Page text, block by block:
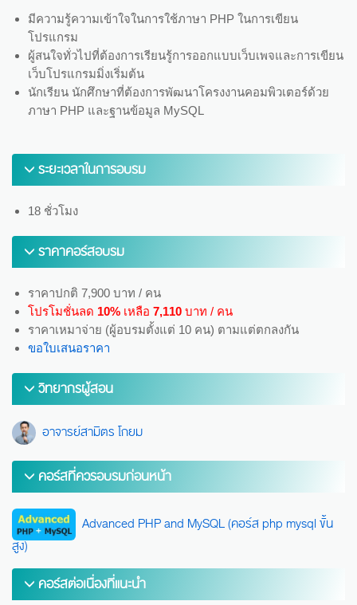
มีความรู้ความเข้าใจในการใช้ภาษา PHP ในการเขียน
โปรแกรม
ผู้สนใจทั่วไปที่ต้องการเรียนรู้การออกแบบเว็บเพจและการเขียน
เว็บโปรแกรมมิ่งเริ่มต้น
นักเรียน นักศึกษาที่ต้องการพัฒนาโครงงานคอมพิวเตอร์ด้วย
ภาษา PHP และฐานข้อมูล MySQL
ระยะเวลาในการอบรม
18 ชั่วโมง
ราคาคอร์สอบรม
ราคาปกติ 7,900 บาท / คน
โปรโมชั่นลด 10% เหลือ 7,110 บาท / คน
ราคาเหมาจ่าย (ผู้อบรมตั้งแต่ 10 คน) ตามแต่ตกลงกัน
ขอใบเสนอราคา
วิทยากรผู้สอน
อาจารย์สามิตร โกยม
คอร์สที่ควรอบรมก่อนหน้า
Advanced PHP and MySQL (คอร์ส php mysql ขั้น
สูง)
คอร์สต่อเนื่องที่แนะนำ